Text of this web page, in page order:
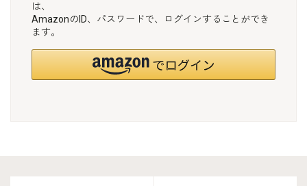
は、
AmazonのID、パスワードで、ログインすることができ
ます。